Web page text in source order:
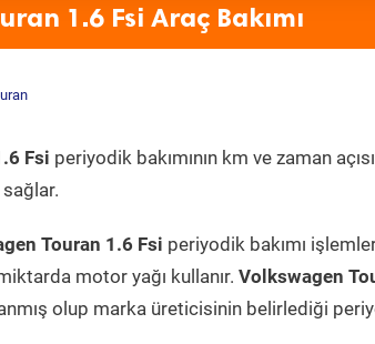
1.6 Fsi Araç Bakımı
Fsi periyodik bakımının km ve zaman
Touran 1.6 Fsi periyodik bakımı
motor yağı kullanır. Volkswagen
olup marka üreticisinin belirlediği